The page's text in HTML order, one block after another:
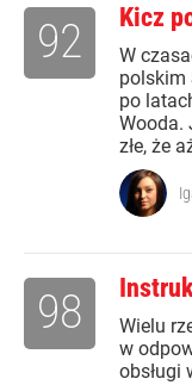
Kicz
W
polskim
po
Wooda.
złe, że
92
Wielu
w
obsługi
98